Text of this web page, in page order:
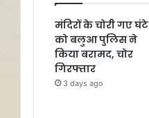
मंदिरों के चोरी गए घंटे
को बलुआ पुलिस ने
किया बरामद, चोर
गिरफ्तार
3 days ago